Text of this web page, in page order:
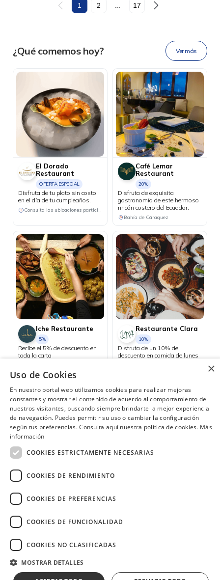
1 2 17
Ahora tus blu benefits
en una
sola app.
DESCÁRGALA
¿Qué comemos hoy? Ver más
El Dorado
Restaurant
OFERTA ESPECIAL
Disfruta de tu plato sin costo
en el día de tu cumpleaños.
Consulta las ubicaciones participantes
Café Lemar
Restaurant
20%
Disfruta de exquisita
gastronomía de este hermoso
rincón costero del Ecuador.
Bahía de Cáraquez
Iche Restaurante
5%
Recibe el 5% de descuento en
toda la carta
Restaurante Clara
10%
Disfruta de un 10% de
descuento en comida de lunes
¿Necesitas ayuda? (02) 298 1300
Derechos reservados.
×
Uso de Cookies
En nuestro portal web utilizamos cookies para realizar mejoras
constantes y mostrar el contenido de acuerdo al comportamiento de
nuestros visitantes, buscando siempre brindarte la mejor experiencia
de navegación. Puedes permitir su uso o cambiar la configuración
según tus preferencias. Consulta aquí nuestra política de cookies. Más
información
COOKIES ESTRICTAMENTE NECESARIAS
COOKIES DE RENDIMIENTO
COOKIES DE PREFERENCIAS
COOKIES DE FUNCIONALIDAD
COOKIES NO CLASIFICADAS
MOSTRAR DETALLES